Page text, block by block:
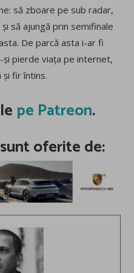
să zboare pe sub radar,
să ajungă prin semifinale
De parcă asta i-ar fi
și pierde viața pe internet,
și fir întins.
pe Patreon.
oferite de: